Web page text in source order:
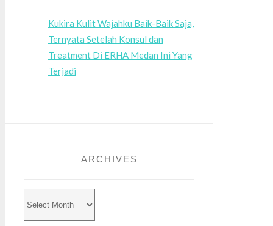
Kukira Kulit Wajahku Baik-Baik Saja,
Ternyata Setelah Konsul dan
Treatment Di ERHA Medan Ini Yang
Terjadi
ARCHIVES